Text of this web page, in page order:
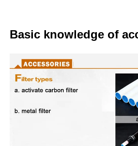
Basic knowledge of